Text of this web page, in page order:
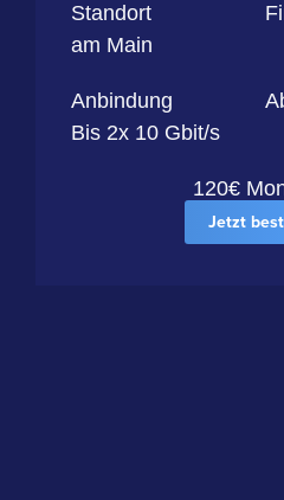
Standort
am Main
Anbindung
Bis 2x 10 Gbit/s
120€
Jetzt